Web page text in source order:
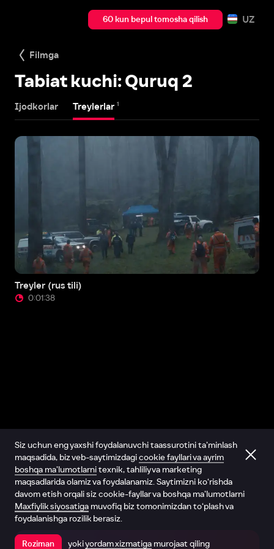
60 kun bepul tomosha qilish UZ
Filmga
Tabiat kuchi: Quruq 2
Ijodkorlar Treylerlar 1
Treyler (rus tili)
0:01:38
Ilovada ochish
Siz uchun eng yaxshi foydalanuvchi taassurotini ta’minlash
maqsadida, biz veb-saytimizdagicookie fayllari va ayrim
boshqa ma’lumotlarnitexnik, tahliliy va marketing
maqsadlarida olamiz va foydalanamiz. Saytimizni ko‘rishda
davom etish orqali siz cookie-fayllar va boshqa ma’lumotlarni
Maxfiylik siyosatiga muvofiq biz tomonimizdan to‘plash va
foydalanishga rozilik berasiz.
Roziman yokiyordam xizmatiga murojaat qiling